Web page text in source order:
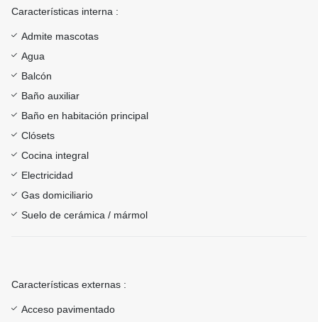
Características interna :
Admite mascotas
Agua
Balcón
Baño auxiliar
Baño en habitación principal
Clósets
Cocina integral
Electricidad
Gas domiciliario
Suelo de cerámica / mármol
Características externas :
Acceso pavimentado